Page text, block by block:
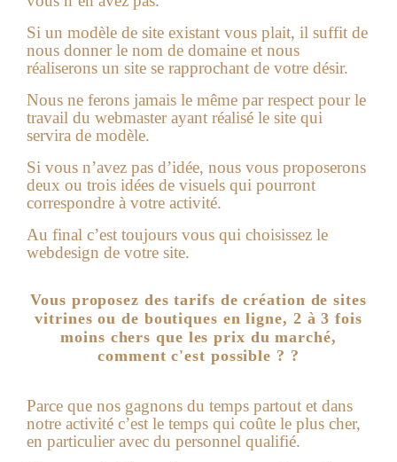
Si un modèle de site existant vous plait, il suffit de
nous donner le nom de domaine et nous
réaliserons un site se rapprochant de votre désir.
Nous ne ferons jamais le même par respect pour le
travail du webmaster ayant réalisé le site qui
servira de modèle.
Si vous n’avez pas d’idée, nous vous proposerons
deux ou trois idées de visuels qui pourront
correspondre à votre activité.
Au final c’est toujours vous qui choisissez le
webdesign de votre site.
Vous proposez des tarifs de création de sites
vitrines ou de boutiques en ligne, 2 à 3 fois
moins chers que les prix du marché,
comment c'est possible ? ?
Parce que nos gagnons du temps partout et dans
notre activité c’est le temps qui coûte le plus cher,
en particulier avec du personnel qualifié.